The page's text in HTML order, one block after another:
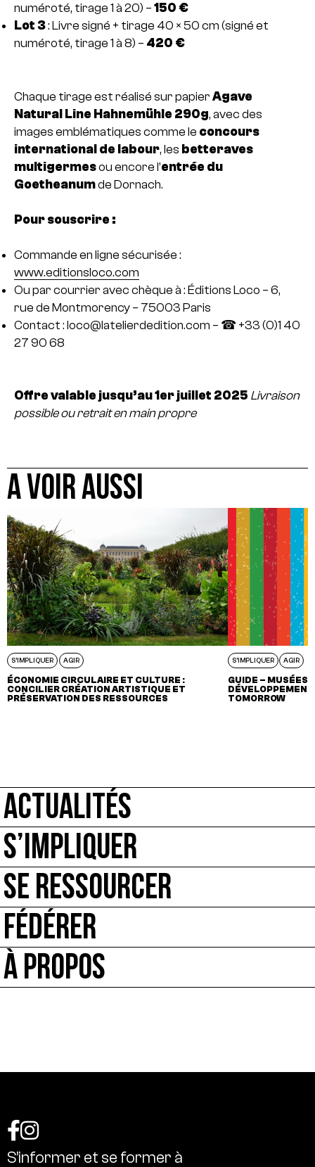
numéroté, tirage 1 à 20) – 150 €
Lot 3: Livre signé + tirage 40 × 50 cm (signé et
numéroté, tirage 1 à 8) – 420 €
Chaque tirage est réalisé sur papier Agave
Natural Line Hahnemühle 290g, avec des
images emblématiques comme le concours
international de labour, les betteraves
multigermesou encore l’entrée du
Goetheanumde Dornach.
Pour souscrire :
Commande en ligne sécurisée :
www.editionsloco.com
Ou par courrier avec chèque à : Éditions Loco – 6,
rue de Montmorency – 75003 Paris
Contact : loco@latelierdedition.com – ☎ +33 (0)1 40
27 90 68
Offre valable jusqu’au 1er juillet 2025 Livraison
possible ou retrait en main propre
A VOIR AUSSI
S'IMPLIQUER AGIR
ÉCONOMIE CIRCULAIRE ET CULTURE :
CONCILIER CRÉATION ARTISTIQUE ET
PRÉSERVATION DES RESSOURCES
S'IMPLIQUER AGIR
GUIDE – MUSÉES
TOMORROW
ACTUALITÉS
S’IMPLIQUER
SE RESSOURCER
FÉDÉRER
À PROPOS
S’informer et se former à